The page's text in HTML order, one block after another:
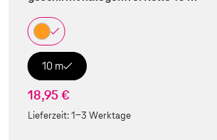
10 m
18,95 €
Lieferzeit:1-3 Werktage